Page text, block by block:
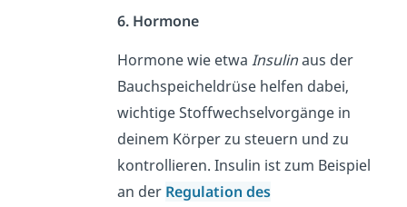
6. Hormone
Hormone wie etwa Insulinaus der
Bauchspeicheldrüse helfen dabei,
wichtige Stoffwechselvorgänge in
deinem Körper zu steuern und zu
kontrollieren. Insulin ist zum Beispiel
an der Regulation des